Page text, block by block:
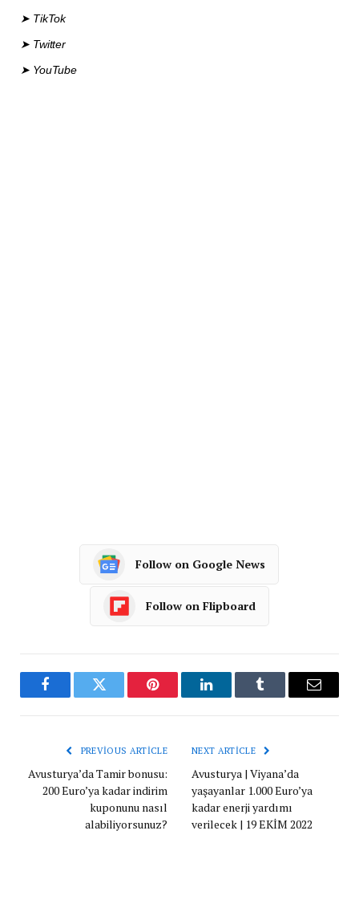
➤ TikTok
➤ Twitter
➤ YouTube
Follow on Google News
Follow on Flipboard
FacebookTwitter Pinterest LinkedInTumblr Email
PREVIOUS ARTICLE
Avusturya’da Tamir bonusu:
200 Euro’ya kadar indirim
kuponunu nasıl
alabiliyorsunuz?
NEXT ARTICLE
Avusturya | Viyana’da
yaşayanlar 1.000 Euro’ya
kadar enerji yardımı
verilecek | 19 EKİM 2022